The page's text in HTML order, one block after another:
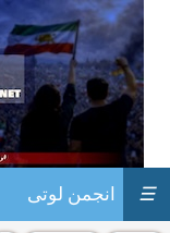
انجمن لوتی ☰